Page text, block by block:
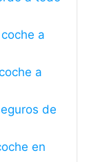
a
a
de
en